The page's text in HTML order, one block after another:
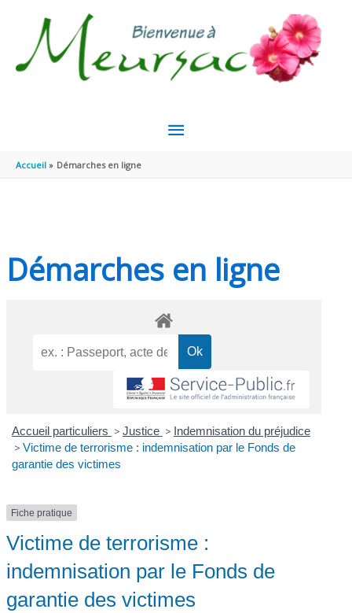
MENU
Accueil Démarches en ligne
Démarches en ligne
Accueil particuliers > Justice > Indemnisation du préjudice
> Victime de terrorisme : indemnisation par le Fonds de
garantie des victimes
Fiche pratique
Victime de terrorisme :
indemnisation par le Fonds de
garantie des victimes